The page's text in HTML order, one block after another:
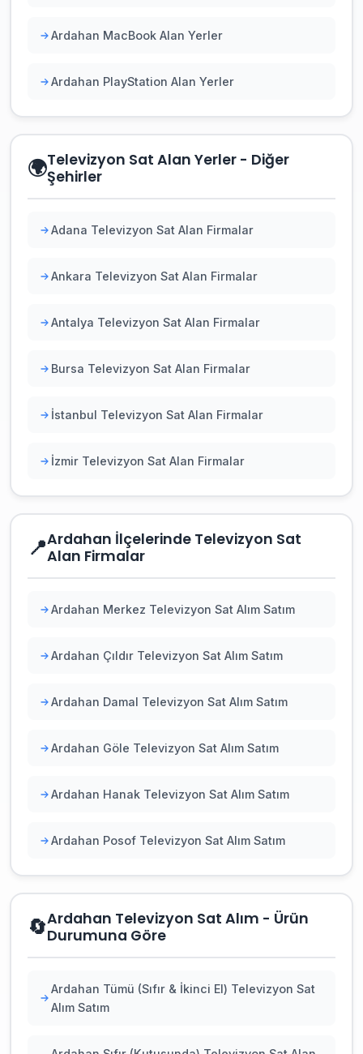
Ardahan MacBook Alan Yerler
Ardahan PlayStation Alan Yerler
🌍Televizyon Sat Alan Yerler - Diğer
Şehirler
Adana Televizyon Sat Alan Firmalar
Ankara Televizyon Sat Alan Firmalar
Antalya Televizyon Sat Alan Firmalar
Bursa Televizyon Sat Alan Firmalar
İstanbul Televizyon Sat Alan Firmalar
İzmir Televizyon Sat Alan Firmalar
📍Ardahan İlçelerinde Televizyon Sat
Alan Firmalar
Ardahan Merkez Televizyon Sat Alım Satım
Ardahan Çıldır Televizyon Sat Alım Satım
Ardahan Damal Televizyon Sat Alım Satım
Ardahan Göle Televizyon Sat Alım Satım
Ardahan Hanak Televizyon Sat Alım Satım
Ardahan Posof Televizyon Sat Alım Satım
🔄Ardahan Televizyon Sat Alım - Ürün
Durumuna Göre
Ardahan Tümü (Sıfır & İkinci El) Televizyon Sat
Alım Satım